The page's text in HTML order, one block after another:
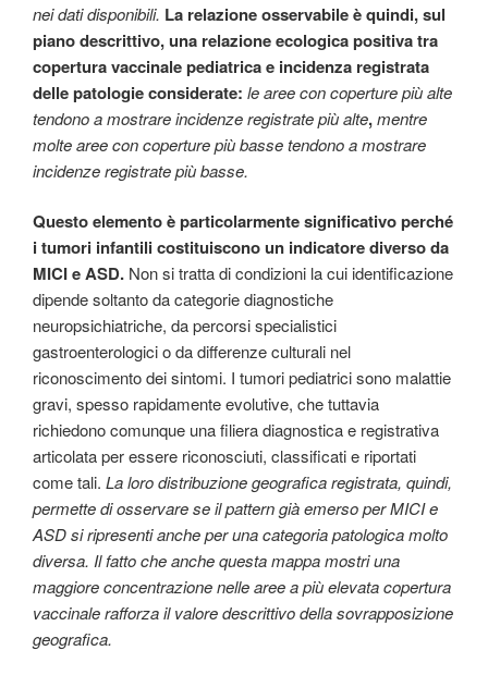
nei dati disponibili. La relazione osservabile è quindi, sul
piano descrittivo, una relazione ecologica positiva tra
copertura vaccinale pediatrica e incidenza registrata
delle patologie considerate: le aree con coperture più alte
tendono a mostrare incidenze registrate più alte,mentre
molte aree con coperture più basse tendono a mostrare
incidenze registrate più basse.
Questo elemento è particolarmente significativo perché
i tumori infantili costituiscono un indicatore diverso da
MICI e ASD. Non si tratta di condizioni la cui identificazione
dipende soltanto da categorie diagnostiche
neuropsichiatriche, da percorsi specialistici
gastroenterologici o da differenze culturali nel
riconoscimento dei sintomi. I tumori pediatrici sono malattie
gravi, spesso rapidamente evolutive, che tuttavia
richiedono comunque una filiera diagnostica e registrativa
articolata per essere riconosciuti, classificati e riportati
come tali. La loro distribuzione geografica registrata, quindi,
permette di osservare se il pattern già emerso per MICI e
ASD si ripresenti anche per una categoria patologica molto
diversa. Il fatto che anche questa mappa mostri una
maggiore concentrazione nelle aree a più elevata copertura
vaccinale rafforza il valore descrittivo della sovrapposizione
geografica.